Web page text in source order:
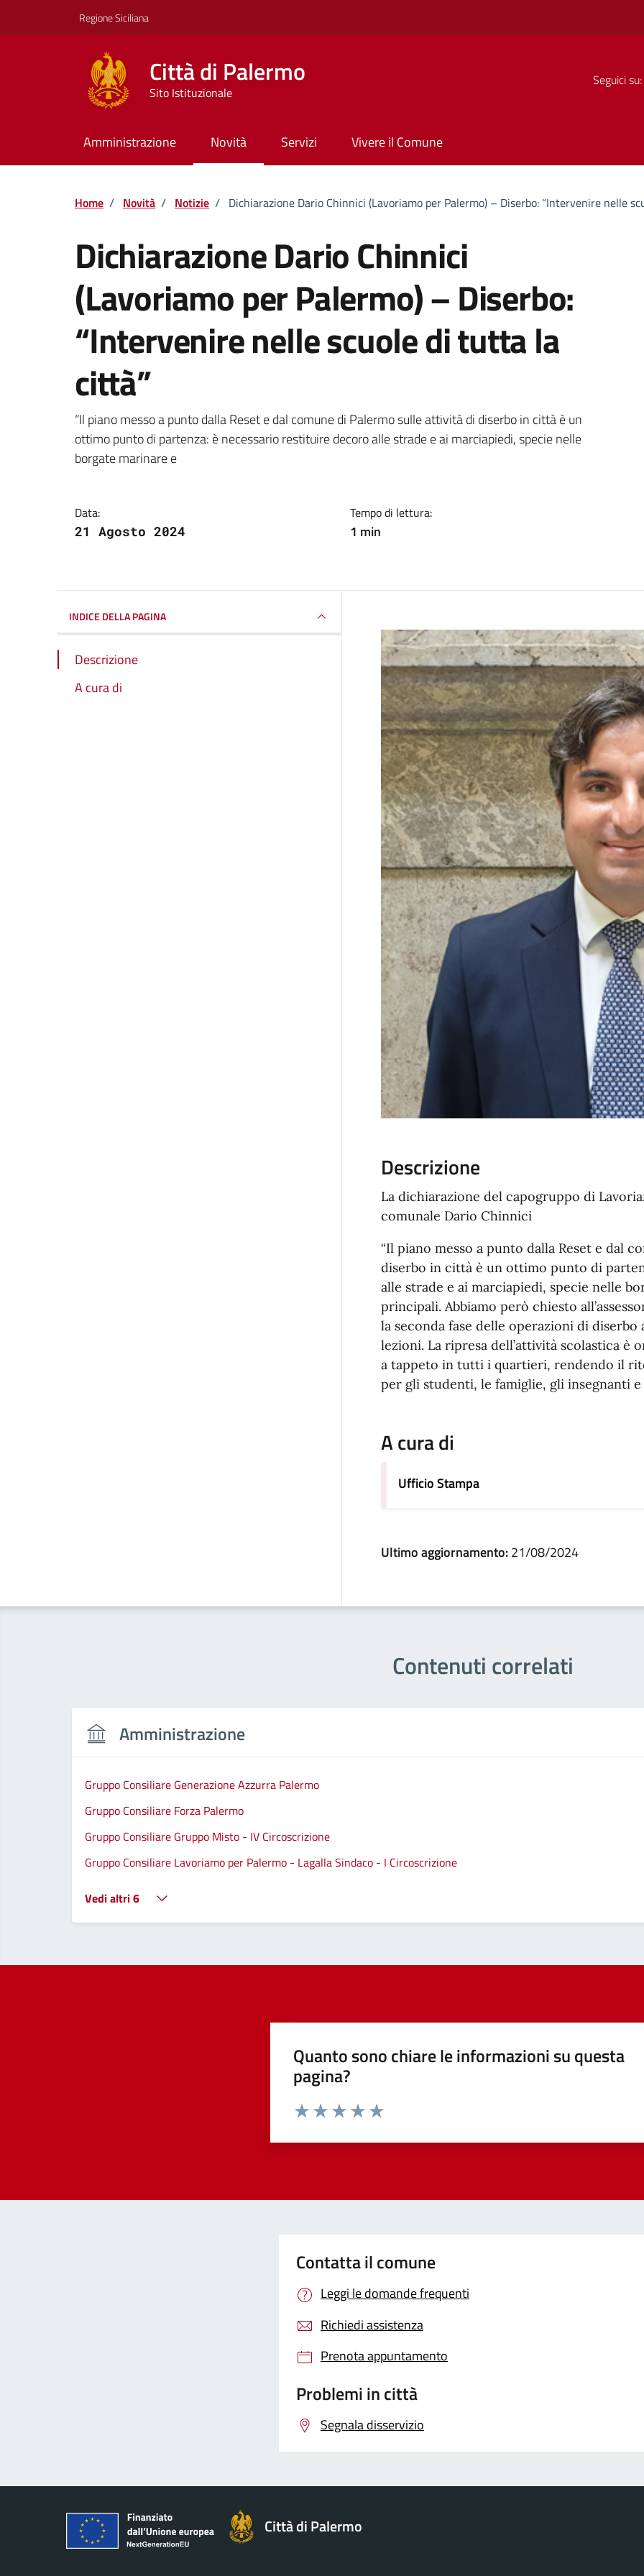
Regione Siciliana
Città di Palermo
Sito Istituzionale
Seguici su:
Amministrazione Novità Servizi Vivere il Comune
Home / Novità / Notizie / Dichiarazione Dario Chinnici (Lavoriamo per Palermo) – Diserbo: “Intervenire nelle
Dichiarazione Dario Chinnici
(Lavoriamo per Palermo) – Diserbo:
“Intervenire nelle scuole di tutta la
città”
Dettagli della notizia
“Il piano messo a punto dalla Reset e dal comune di Palermo sulle attività di diserbo in città è un
ottimo punto di partenza: è necessario restituire decoro alle strade e ai marciapiedi, specie nelle
borgate marinare e
Data:
21 Agosto 2024
Tempo di lettura:
1 min
INDICE DELLA PAGINA
Descrizione
A cura di
Descrizione
La dichiarazione del capogruppo di
comunale Dario Chinnici
“Il piano messo a punto dalla Reset e dal
diserbo in città è un ottimo punto di
alle strade e ai marciapiedi, specie nelle
principali. Abbiamo però chiesto
la seconda fase delle operazioni di diserbo
lezioni. La ripresa dell’attività scolastica è
a tappeto in tutti i quartieri, rendendo il
per gli studenti, le famiglie, gli insegnanti
A cura di
Ufficio Stampa
Ultimo aggiornamento:21/08/2024
Contenuti correlati
Amministrazione
Gruppo Consiliare Generazione Azzurra Palermo
Gruppo Consiliare Forza Palermo
Gruppo Consiliare Gruppo Misto - IV Circoscrizione
Gruppo Consiliare Lavoriamo per Palermo - Lagalla Sindaco - I Circoscrizione
Vedi altri 6
Quanto sono chiare le informazioni su questa
pagina?
Contatta il comune
Leggi le domande frequenti
Richiedi assistenza
Prenota appuntamento
Problemi in città
Segnala disservizio
Città di Palermo